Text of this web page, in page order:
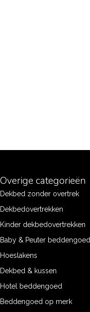
Overige categorieën
Dekbed zonder overtrek
Dekbedovertrekken
Kinder dekbedovertrekken
Baby & Peuter beddengoed
Hoeslakens
Dekbed & kussen
Hotel beddengoed
Beddengoed op merk